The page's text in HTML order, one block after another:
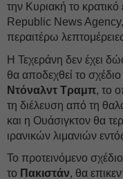
την Κυριακή το
Republic News
περαιτέρω
Η Τεχεράνη δεν έχει
θα αποδεχθεί το
Ντόναλντ Τραμπ, το
τη διέλευση από τη
και η Ουάσιγκτον θα
ιρανικών λιμανιών
Το προτεινόμενο
το Πακιστάν, θα